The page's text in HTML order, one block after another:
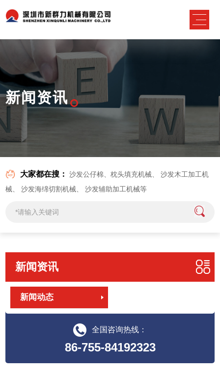
新闻资讯
大家都在搜： 沙发公仔棉、枕头填充机械 、沙发木工加工机
械 、沙发海绵切割机械 、沙发辅助加工机械等
新闻资讯
新闻动态
全国咨询热线：
86-755-84192323